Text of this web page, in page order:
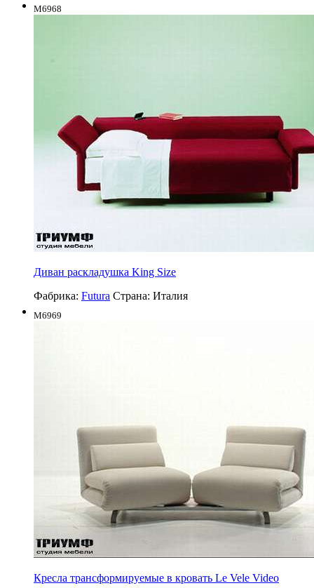
M6968
Диван раскладушка King Size
Фабрика: Futura Страна: Италия
M6969
Кресла трансформируемые в кровать Le Vele Video